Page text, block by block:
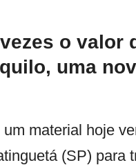
o valor
uma
material hoje
(SP) para